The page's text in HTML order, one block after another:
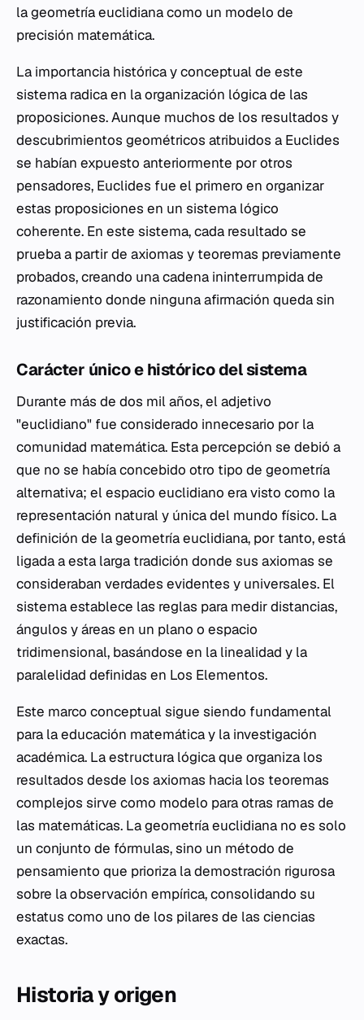
la geometría euclidiana como un modelo de
precisión matemática.
La importancia histórica y conceptual de este
sistema radica en la organización lógica de las
proposiciones. Aunque muchos de los resultados y
descubrimientos geométricos atribuidos a Euclides
se habían expuesto anteriormente por otros
pensadores, Euclides fue el primero en organizar
estas proposiciones en un sistema lógico
coherente. En este sistema, cada resultado se
prueba a partir de axiomas y teoremas previamente
probados, creando una cadena ininterrumpida de
razonamiento donde ninguna afirmación queda sin
justificación previa.
Carácter único e histórico del sistema
Durante más de dos mil años, el adjetivo
"euclidiano" fue considerado innecesario por la
comunidad matemática. Esta percepción se debió a
que no se había concebido otro tipo de geometría
alternativa; el espacio euclidiano era visto como la
representación natural y única del mundo físico. La
definición de la geometría euclidiana, por tanto, está
ligada a esta larga tradición donde sus axiomas se
consideraban verdades evidentes y universales. El
sistema establece las reglas para medir distancias,
ángulos y áreas en un plano o espacio
tridimensional, basándose en la linealidad y la
paralelidad definidas en Los Elementos.
Este marco conceptual sigue siendo fundamental
para la educación matemática y la investigación
académica. La estructura lógica que organiza los
resultados desde los axiomas hacia los teoremas
complejos sirve como modelo para otras ramas de
las matemáticas. La geometría euclidiana no es solo
un conjunto de fórmulas, sino un método de
pensamiento que prioriza la demostración rigurosa
sobre la observación empírica, consolidando su
estatus como uno de los pilares de las ciencias
exactas.
Historia y origen